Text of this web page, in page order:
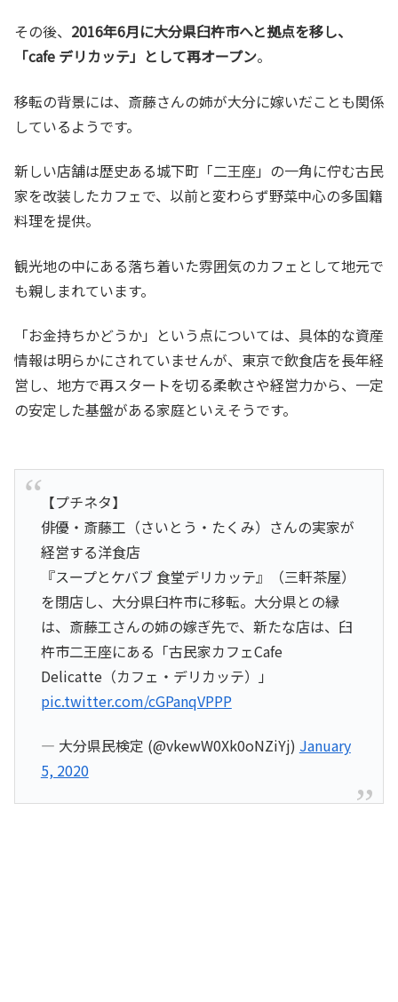
その後、 2016年6月に大分県臼杵市へと拠点を移し、
「cafe デリカッテ」として再オープン。
移転の背景には、斎藤さんの姉が大分に嫁いだことも関係
しているようです。
新しい店舗は歴史ある城下町「二王座」の一角に佇む古民
家を改装したカフェで、以前と変わらず野菜中心の多国籍
料理を提供。
観光地の中にある落ち着いた雰囲気のカフェとして地元で
も親しまれています。
「お金持ちかどうか」という点については、具体的な資産
情報は明らかにされていませんが、東京で飲食店を長年経
営し、地方で再スタートを切る柔軟さや経営力から、一定
の安定した基盤がある家庭といえそうです。
【プチネタ】
俳優・斎藤工（さいとう・たくみ）さんの実家が
経営する洋食店
『スープとケバブ 食堂デリカッテ』（三軒茶屋）
を閉店し、大分県臼杵市に移転。大分県との縁
は、斎藤工さんの姉の嫁ぎ先で、新たな店は、臼
杵市二王座にある「古民家カフェCafe
Delicatte（カフェ・デリカッテ）」
pic.twitter.com/cGPanqVPPP
— 大分県民検定 (@vkewW0Xk0oNZiYj) January
5, 2020